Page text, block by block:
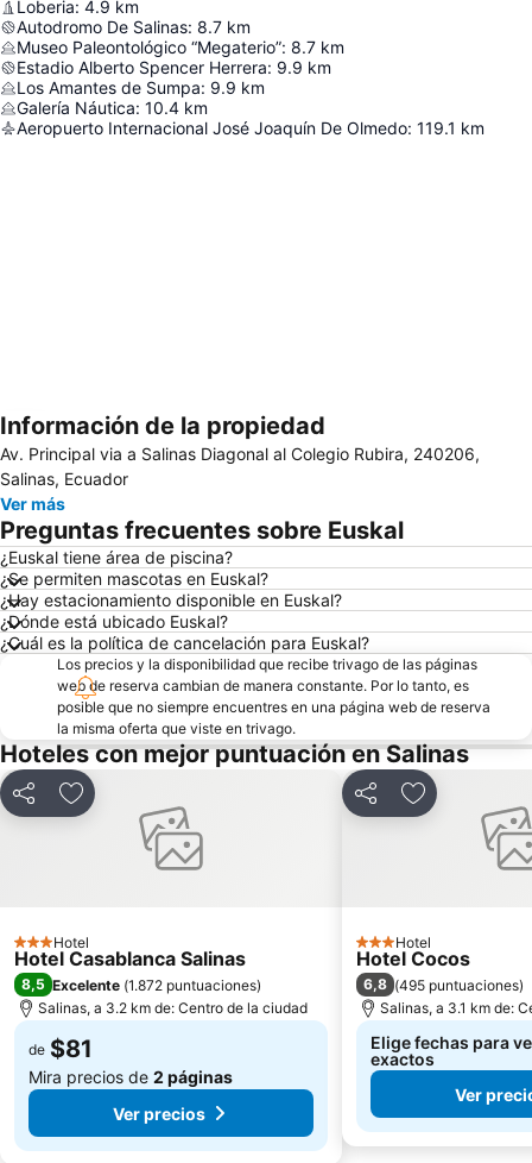
Loberia: 4.9 km
Autodromo De Salinas: 8.7 km
Museo Paleontológico “Megaterio”: 8.7 km
Estadio Alberto Spencer Herrera: 9.9 km
Los Amantes de Sumpa: 9.9 km
Galería Náutica: 10.4 km
Aeropuerto Internacional José Joaquín De Olmedo: 119.1 km
Ampliar mapa
Información de la propiedad
Av. Principal via a Salinas Diagonal al Colegio Rubira, 240206,
Salinas, Ecuador
Ver más
Preguntas frecuentes sobre Euskal
¿Euskal tiene área de piscina?
¿Se permiten mascotas en Euskal?
¿Hay estacionamiento disponible en Euskal?
¿Dónde está ubicado Euskal?
¿Cuál es la política de cancelación para Euskal?
Los precios y la disponibilidad que recibe trivago de las páginas
web de reserva cambian de manera constante. Por lo tanto, es
posible que no siempre encuentres en una página web de reserva
la misma oferta que viste en trivago.
Hoteles con mejor puntuación en Salinas
CompartirAgregar a favoritos
3 Estrellas
Hotel
Hotel Casablanca Salinas
8,5 Excelente (1.872 puntuaciones)
Salinas, a 3.2 km de: Centro de la ciudad
de $81
Mira precios de 2 páginas
Ver precios
CompartirAgregar a
3 Estrellas
Hotel
Hotel Cocos
6,8 (495 puntuaciones)
Salinas, a 3.1 km de:
Elige fechas para
exactos
Ver